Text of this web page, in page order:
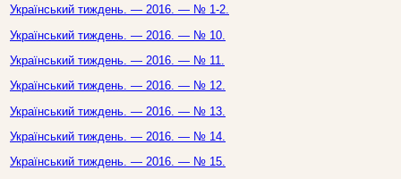
Український тиждень. — 2016. — № 1-2.
Український тиждень. — 2016. — № 10.
Український тиждень. — 2016. — № 11.
Український тиждень. — 2016. — № 12.
Український тиждень. — 2016. — № 13.
Український тиждень. — 2016. — № 14.
Український тиждень. — 2016. — № 15.